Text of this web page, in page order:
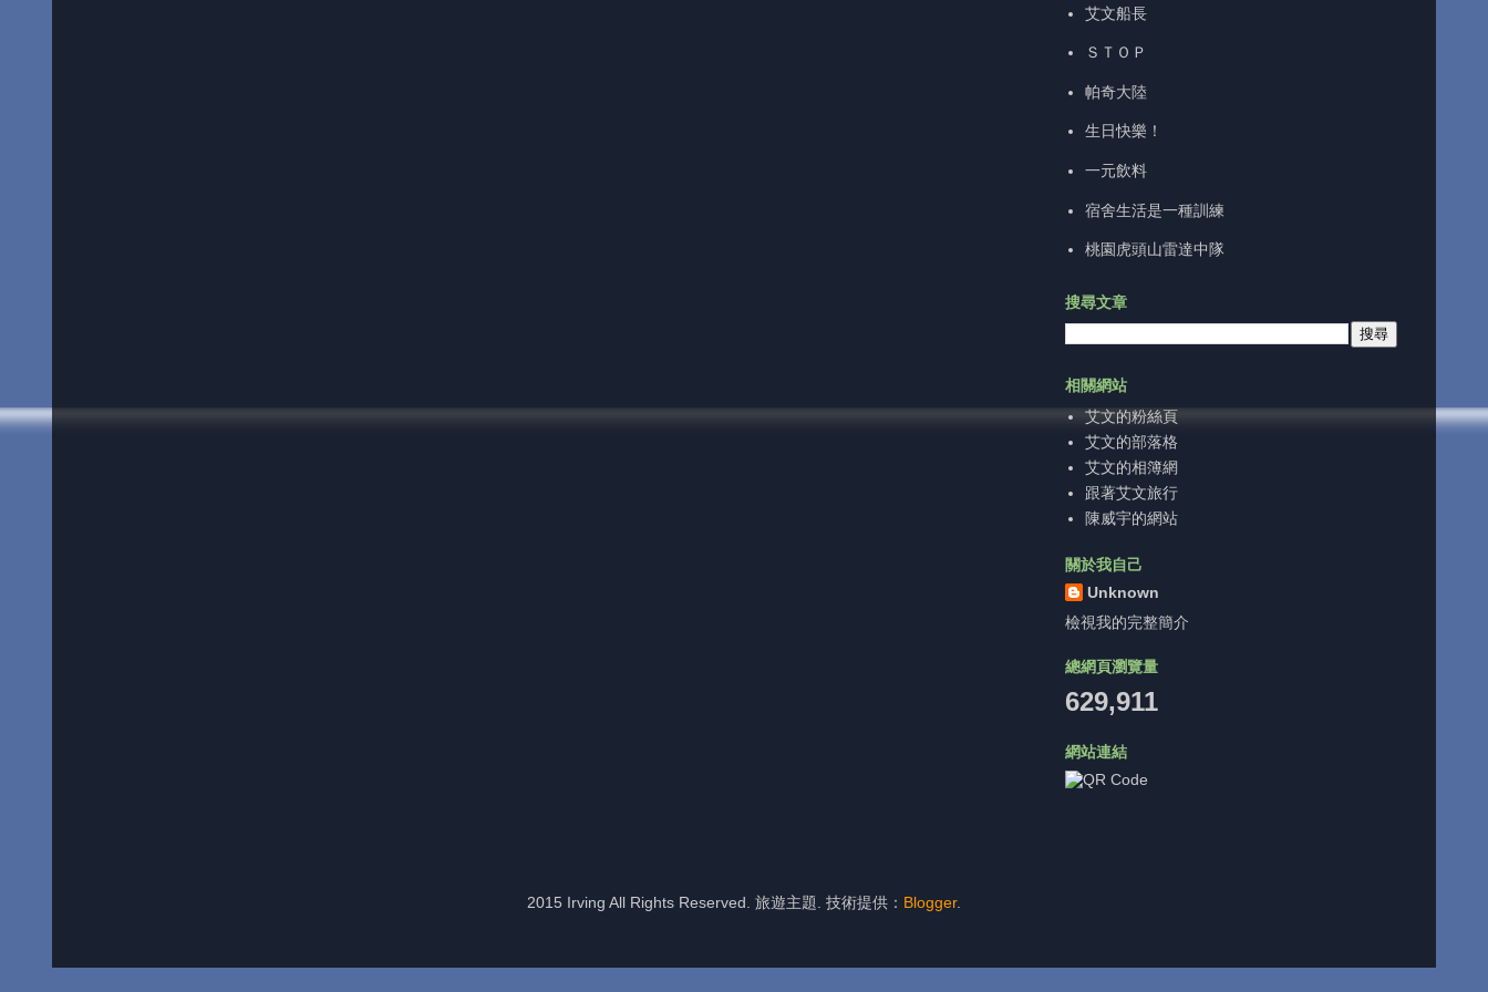
艾文船長
ＳＴＯＰ
帕奇大陸
生日快樂！
一元飲料
宿舍生活是一種訓練
桃園虎頭山雷達中隊
搜尋文章
相關網站
艾文的粉絲頁
艾文的部落格
艾文的相簿網
跟著艾文旅行
陳威宇的網站
關於我自己
Unknown
檢視我的完整簡介
總網頁瀏覽量
629,911
網站連結
2015 Irving All Rights Reserved. 旅遊主題. 技術提供： Blogger.